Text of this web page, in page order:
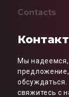
Contacts
Мы надеемся,
предложение,
обсуждаться.
свяжитесь с